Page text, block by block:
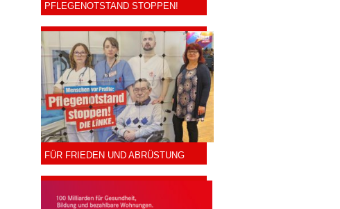
PFLEGENOTSTAND STOPPEN!
FÜR FRIEDEN UND ABRÜSTUNG